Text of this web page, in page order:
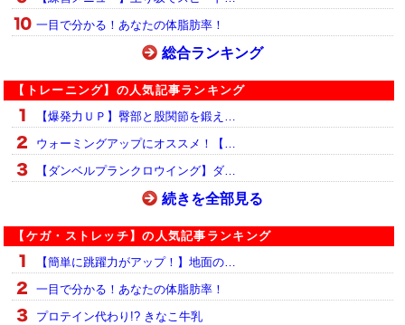
一目で分かる！あなたの体脂肪率！
総合ランキング
【トレーニング】の人気記事ランキング
【爆発力ＵＰ】臀部と股関節を鍛え…
ウォーミングアップにオススメ！【…
【ダンベルプランクロウイング】ダ…
続きを全部見る
【ケガ・ストレッチ】の人気記事ランキング
【簡単に跳躍力がアップ！】地面の…
一目で分かる！あなたの体脂肪率！
プロテイン代わり!? きなこ牛乳